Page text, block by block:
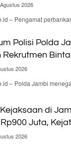
2026
– Pengamat
Polisi Polda
Rekrutmen
2026
– Polda Jambi
di
Juta,
2026